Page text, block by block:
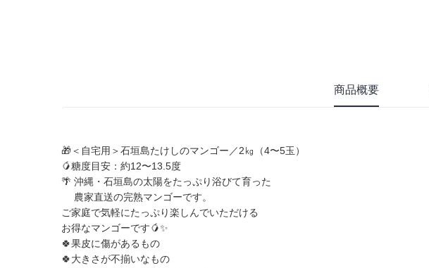
商品概要
🎁＜自宅用＞石垣島たけしのマンゴー／2㎏（4〜5玉）
🥭糖度目安：約12〜13.5度
🌴 沖縄・石垣島の太陽をたっぷり浴びて育った
農家直送の完熟マンゴーです。
ご家庭で気軽にたっぷり楽しんでいただける
お得なマンゴーです🥭✨
🍀果皮に傷があるもの
🍀大きさが不揃いなもの